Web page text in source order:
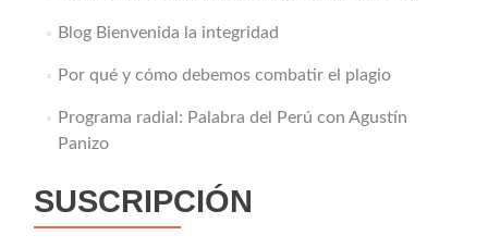
Blog Bienvenida la integridad
Por qué y cómo debemos combatir el plagio
Programa radial: Palabra del Perú con Agustín
Panizo
SUSCRIPCIÓN